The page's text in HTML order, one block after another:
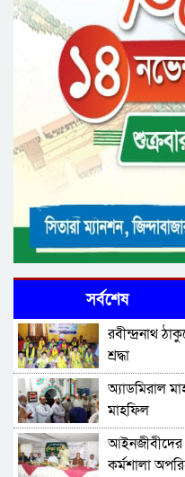
সর্বশেষ
রবীন্দ্রনাথ
শ্রদ্ধা
অ্যাডমিরাল
মাহফিল
‎আইনজীবীদের
কর্মশালা